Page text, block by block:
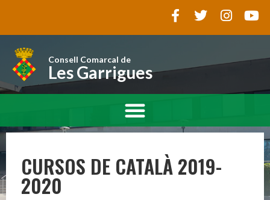
Consell Comarcal de
Les Garrigues
CURSOS DE CATALÀ 2019-
2020